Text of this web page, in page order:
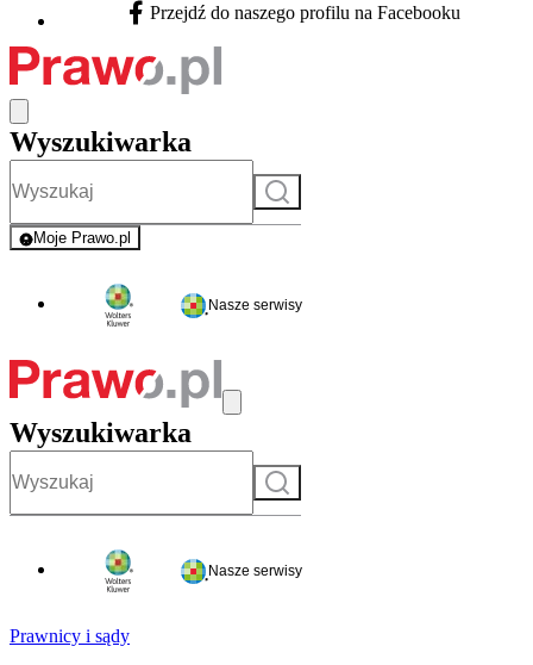
Facebook - otwiera się w nowej karcie
Przejdź do naszego profilu na Facebooku
Wyszukiwarka
Szukaj
Moje Prawo.pl
- rejestracja i logowanie do serwisu
Nasze serwisy
Wyszukiwarka
Szukaj
Nasze serwisy
Prawnicy i sądy